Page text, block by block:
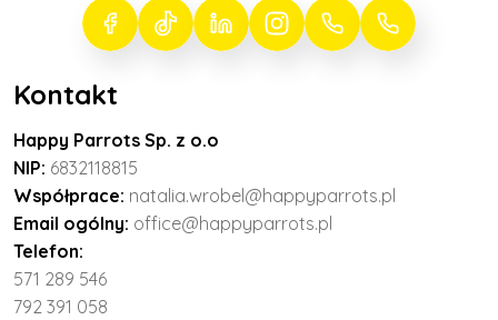
Kontakt
Happy Parrots Sp. z o.o
NIP: 6832118815
Współprace: natalia.wrobel@happyparrots.pl
Email ogólny: office@happyparrots.pl
Telefon:
571 289 546
792 391 058